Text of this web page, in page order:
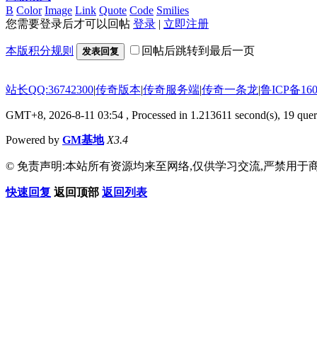
B Color Image Link Quote Code Smilies
您需要登录后才可以回帖 登录 | 立即注册
本版积分规则 发表回复 回帖后跳转到最后一页
站长QQ:36742300|传奇版本|传奇服务端|传奇一条龙|鲁ICP备
GMT+8, 2026-8-11 03:54 , Processed in 1.213611 second(s), 19
Powered by GM基地 X3.4
© 免责声明:本站所有资源均来至网络,仅供学习交流,严禁用于
快速回复 返回顶部 返回列表